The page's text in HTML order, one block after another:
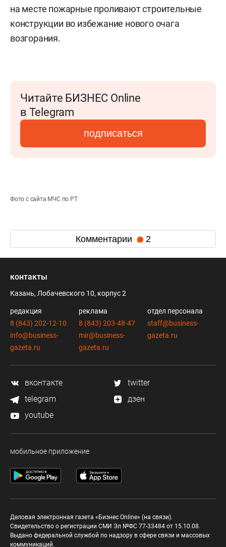
на месте пожарные проливают строительные
конструкции во избежание нового очага
возгорания.
Читайте БИЗНЕС Online
в Telegram
подписаться
Фото с сайта МЧС по РТ
Комментарии 2
контакты
Казань, Лобачевского 10, корпус 2
редакция
8 (843) 202-12-10
info@business-
gazeta.ru
реклама
8 (843) 203-48-47
mir@business-
gazeta.ru
отдел персонала
staff@business-
gazeta.ru
вконтакте
twitter
telegram
дзен
youtube
мобильное приложение
Деловая электронная газета «Бизнес Online» (на связи).
Свидетельство о регистрации СМИ Эл №ФС 77-33484 от 15.10.08.
Выдано федеральной службой по надзору в сфере связи и массовых
коммуникаций.